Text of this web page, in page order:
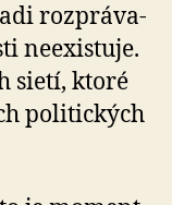
roz­prá­va­
neexistuje.
sietí, ktoré
politických